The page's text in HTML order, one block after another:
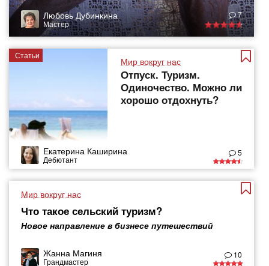
Любовь Дубинкина
Мастер
7
Статьи
Мир вокруг нас
Отпуск. Туризм.
Одиночество. Можно ли
хорошо отдохнуть?
Екатерина Каширина
Дебютант
5
Мир вокруг нас
Что такое сельский туризм?
Новое направление в бизнесе путешествий
Жанна Магиня
Грандмастер
10